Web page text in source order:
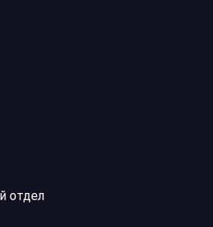
отдел